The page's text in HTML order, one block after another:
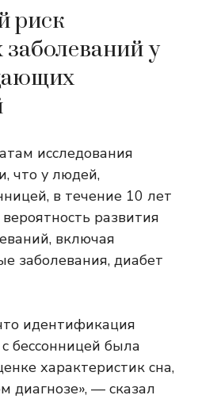
риск
у
исследования
что у людей,
в течение 10 лет
развития
включая
заболевания, диабет
идентификация
бессонницей была
характеристик сна,
диагнозе», — сказал